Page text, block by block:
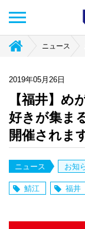
ニュース
2019年05月26日
【福井】め
好きが集ま
開催されま
ニュース お知
鯖江 福井